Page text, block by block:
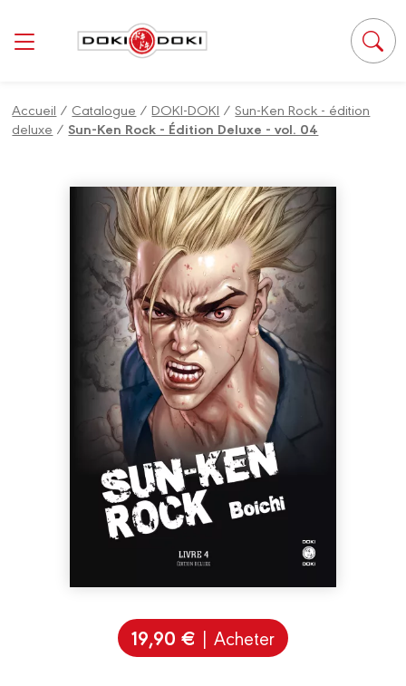
Accueil / Catalogue /DOKI-DOKI /Sun-Ken Rock - édition
deluxe /Sun-Ken Rock - Édition Deluxe - vol. 04
19,90 € | Acheter